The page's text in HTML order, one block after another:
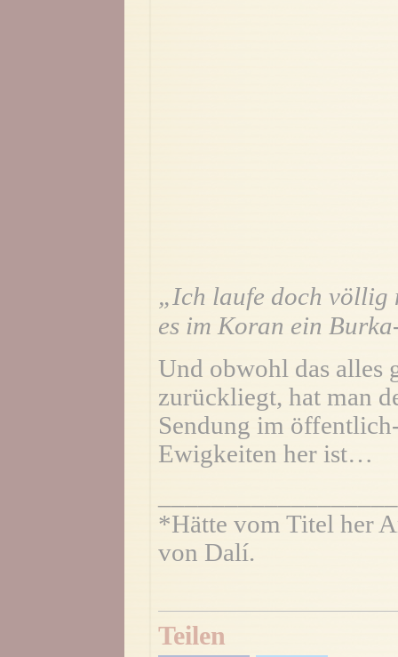
„Ich laufe doch
es im Koran ein
Und obwohl das alles
zurückliegt, hat man
Sendung im
Ewigkeiten her ist…
*Hätte vom Titel her
von Dalí.
Teilen